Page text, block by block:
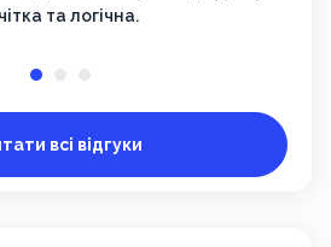
та логічна.
всі відгуки